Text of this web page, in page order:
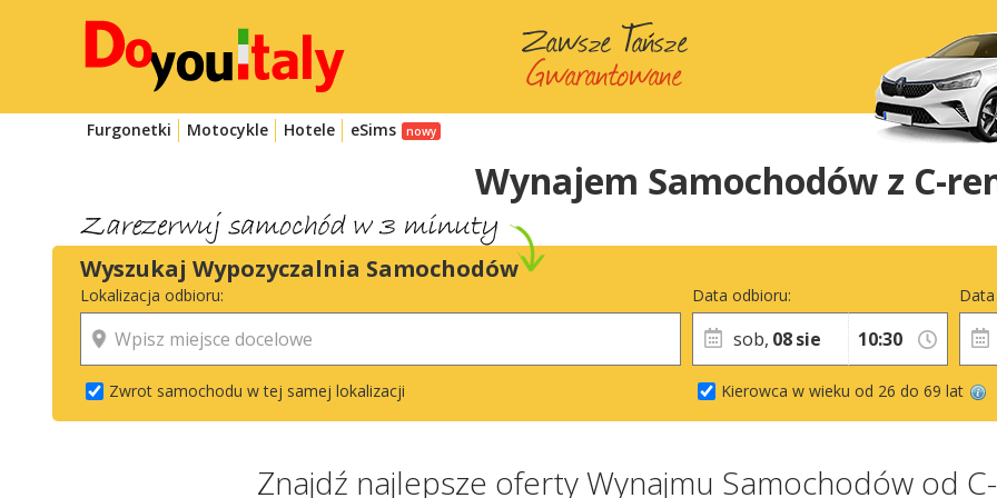
Furgonetki Motocykle Hotele eSims
Wynajem Samochodów z C-
Wyszukaj Wypozyczalnia Samochodów
Lokalizacja odbioru:
Zwrot samochodu w tej samej lokalizacji
Data odbioru:
sob, 08sie
Kierowca w wieku od 26 do 69 lat
Znajdź najlepsze oferty Wynajmu Samochodów od